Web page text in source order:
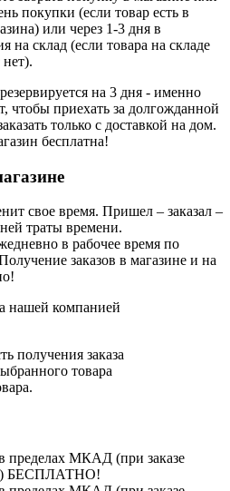
покупки (если товар есть в
или через 1-3 дня в
на склад (если товара на складе
на 3 дня - именно
чтобы приехать за долгожданной
только с доставкой на дом.
бесплатна!
свое время. Пришел – заказал –
траты времени.
в рабочее время по
заказов в магазине и на
нашей компанией
получения заказа
товара
пределах МКАД (при заказе
БЕСПЛАТНО!